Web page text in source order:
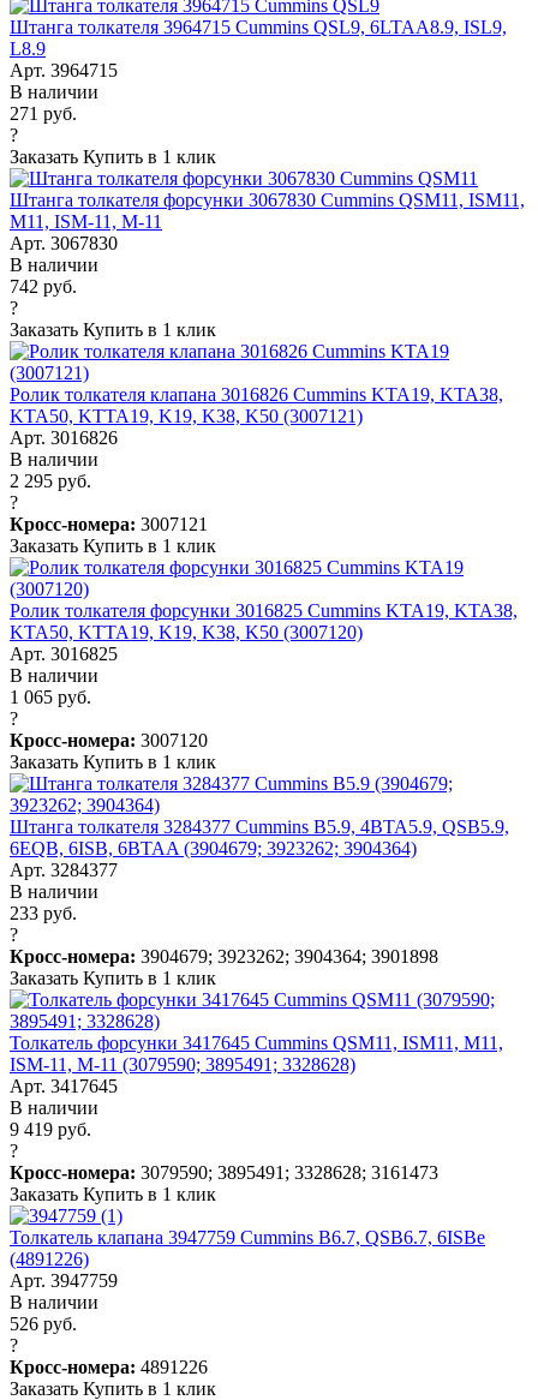
Штанга толкателя 3964715 Cummins QSL9, 6LTAA8.9, ISL9,
L8.9
Арт. 3964715
В наличии
271 руб.
?
Заказать Купить в 1 клик
Штанга толкателя форсунки 3067830 Cummins QSM11, ISM11,
M11, ISM-11, M-11
Арт. 3067830
В наличии
742 руб.
?
Заказать Купить в 1 клик
Ролик толкателя клапана 3016826 Cummins KTA19, KTA38,
KTA50, KTTA19, K19, K38, K50 (3007121)
Арт. 3016826
В наличии
2 295 руб.
?
Кросс-номера: 3007121
Заказать Купить в 1 клик
Ролик толкателя форсунки 3016825 Cummins KTA19, KTA38,
KTA50, KTTA19, K19, K38, K50 (3007120)
Арт. 3016825
В наличии
1 065 руб.
?
Кросс-номера: 3007120
Заказать Купить в 1 клик
Штанга толкателя 3284377 Cummins B5.9, 4BTA5.9, QSB5.9,
6EQB, 6ISB, 6BTAA (3904679; 3923262; 3904364)
Арт. 3284377
В наличии
233 руб.
?
Кросс-номера: 3904679; 3923262; 3904364; 3901898
Заказать Купить в 1 клик
Толкатель форсунки 3417645 Cummins QSM11, ISM11, M11,
ISM-11, M-11 (3079590; 3895491; 3328628)
Арт. 3417645
В наличии
9 419 руб.
?
Кросс-номера: 3079590; 3895491; 3328628; 3161473
Заказать Купить в 1 клик
Толкатель клапана 3947759 Cummins B6.7, QSB6.7, 6ISBe
(4891226)
Арт. 3947759
В наличии
526 руб.
?
Кросс-номера: 4891226
Заказать Купить в 1 клик